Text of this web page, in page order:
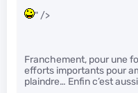
" />
Franchement, pour une
efforts importants pour
plaindre… Enfin c’est